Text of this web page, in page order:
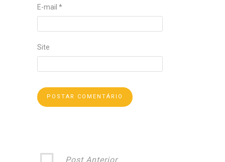
E-mail *
Site
Post Anterior